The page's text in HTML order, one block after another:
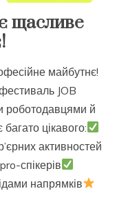
щасливе
майбутнє!
JOB
роботодавцями й
цікавого:
активностей
спікерів
напрямків